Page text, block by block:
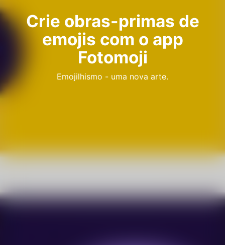
Crie obras-primas de
emojis com o app
Fotomoji
Emojilhismo - uma nova arte.